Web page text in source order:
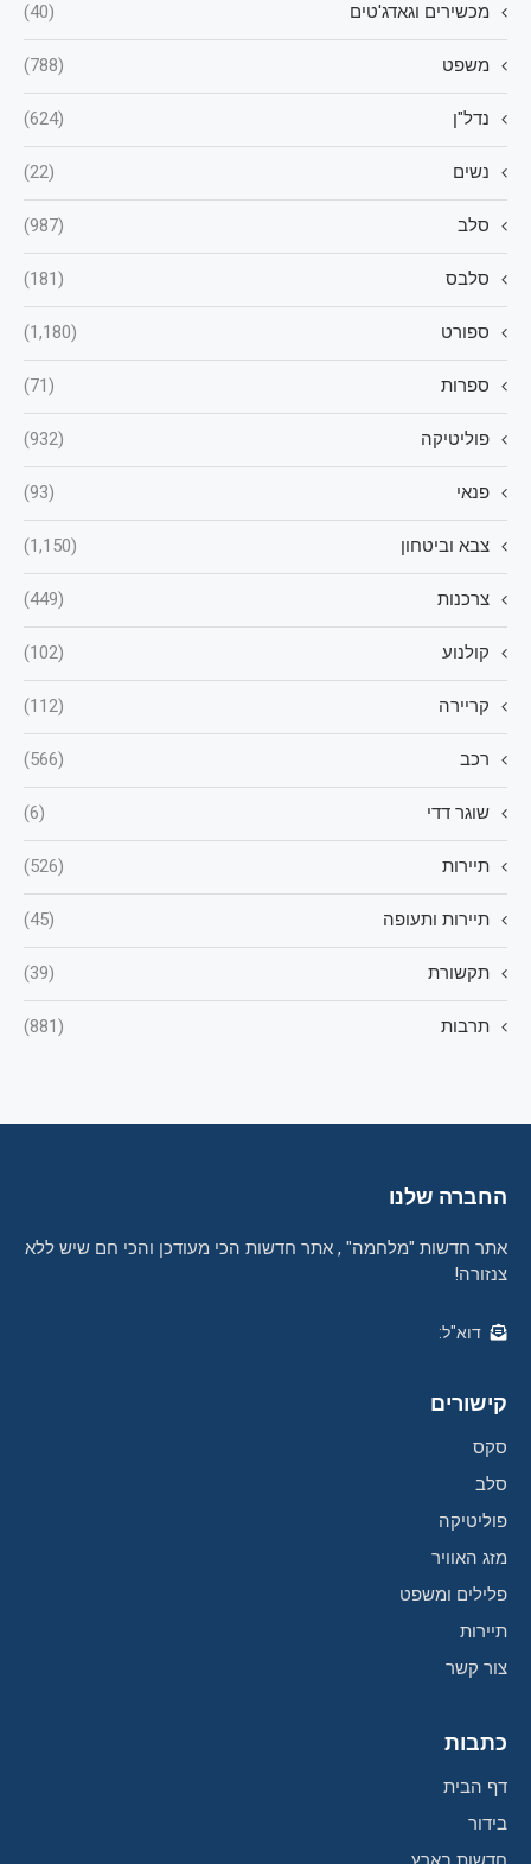
מכשירים וגאדג'טים (40)
משפט (788)
נדל"ן (624)
נשים (22)
סלב (987)
סלבס (181)
ספורט (1,180)
ספרות (71)
פוליטיקה (932)
פנאי (93)
צבא וביטחון (1,150)
צרכנות (449)
קולנוע (102)
קריירה (112)
רכב (566)
שוגר דדי (6)
תיירות (526)
תיירות ותעופה (45)
תקשורת (39)
תרבות (881)
החברה שלנו
אתר חדשות "מלחמה" , אתר חדשות הכי מעודכן והכי חם שיש ללא
צנזורה!
דוא"ל:
קישורים
סקס
סלב
פוליטיקה
מזג האוויר
פלילים ומשפט
תיירות
צור קשר
כתבות
דף הבית
בידור